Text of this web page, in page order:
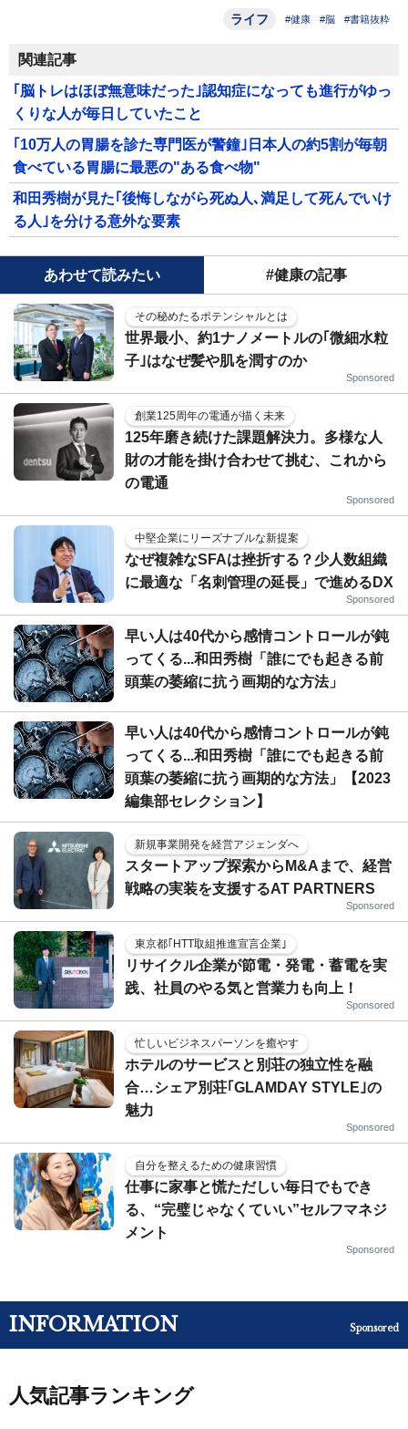
ライフ #健康 #脳 #書籍抜粋
関連記事
｢脳トレはほぼ無意味だった｣認知症になっても進行がゆっ
くりな人が毎日していたこと
｢10万人の胃腸を診た専門医が警鐘｣日本人の約5割が毎朝
食べている胃腸に最悪の"ある食べ物"
和田秀樹が見た｢後悔しながら死ぬ人､満足して死んでいけ
る人｣を分ける意外な要素
あわせて読みたい #健康の記事
その秘めたるポテンシャルとは
世界最小、約1ナノメートルの｢微細水粒
子｣はなぜ髪や肌を潤すのか
Sponsored
創業125周年の電通が描く未来
125年磨き続けた課題解決力。多様な人
財の才能を掛け合わせて挑む、これから
の電通
Sponsored
中堅企業にリーズナブルな新提案
なぜ複雑なSFAは挫折する？少人数組織
に最適な「名刺管理の延長」で進めるDX
Sponsored
早い人は40代から感情コントロールが鈍
ってくる...和田秀樹「誰にでも起きる前
頭葉の萎縮に抗う画期的な方法」
早い人は40代から感情コントロールが鈍
ってくる...和田秀樹「誰にでも起きる前
頭葉の萎縮に抗う画期的な方法」【2023
編集部セレクション】
新規事業開発を経営アジェンダへ
スタートアップ探索からM&Aまで、経営
戦略の実装を支援するAT PARTNERS
Sponsored
東京都｢HTT取組推進宣言企業｣
リサイクル企業が節電・発電・蓄電を実
践、社員のやる気と営業力も向上！
Sponsored
忙しいビジネスパーソンを癒やす
ホテルのサービスと別荘の独立性を融
合…シェア別荘｢GLAMDAY STYLE｣の
魅力
Sponsored
自分を整えるための健康習慣
仕事に家事と慌ただしい毎日でもでき
る、“完璧じゃなくていい”セルフマネジ
メント
Sponsored
INFORMATION Sponsored
人気記事ランキング